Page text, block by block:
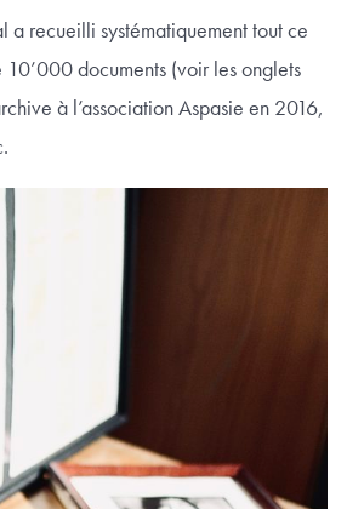
a recueilli systématiquement tout ce
documents (voir les onglets
à l’association Aspasie en 2016,